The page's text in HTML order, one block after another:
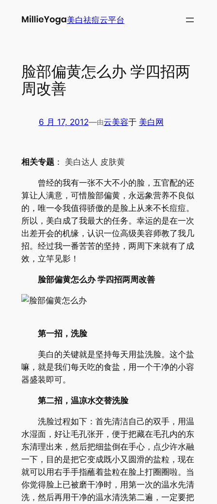
美白祛痘云平台
脸部偏黄怎么办 学四招两
周改善
6 月 17, 2012—由云美容于 美白网
相关专题： 美白达人 皮肤黄
曾经的我有一张不大不小的脸，五官配的还
算让人满意，可惜脸部偏黄，永远象营养不良似
的，唯一令我值得骄傲的是脸上从来不长痘痘。
所以，美白成了我最大的任务。幸运的是在一次
出差开会的机缘，认识一位高级美容师教了我几
招。经过我一番苦苦的坚持，两周下来就有了成
效，立竿见影！
脸部偏黄怎么办 学四招两周改善
第一招，洗脸
美白的关键就是坚持每天用盐洗脸。这个盐
嘛，就是我们每天吃的食盐，用一个干净的小容
器盛装即可。
第二招，温凉水交替洗脸
洗脸过程如下：首先清洁自己的双手，用温
水湿面，好让毛孔张开，便于把藏在毛孔内的东
东清理出来，然后把细盐倒在手心，点少许水融
一下，目的是把它变成既小又圆滑的盐粒，现在
就可以用右手手指蘸着盐粒在脸上打圈圈啦。当
你觉得脸上已被磨干净时，用第一次的温水先清
洗，然后再用干净的温水清洗第二遍，一定要把